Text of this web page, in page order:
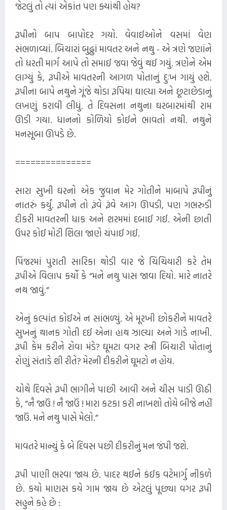
જેટલું તો ત્યાં એકાંત પણ ક્યાંથી હોય?
રૂપીનો બાપ બાપોદર ગયો. વેવાઈઓને વસમાં વેણ
સંભળાવ્યાં. બિચારાં બુઢ્ઢાં માવતર અને નથુ - એ ત્રણે જણાંને
તો ધરતી માર્ગ આપે તો સમાઈ જવા જેવું થઈ ગયું. ત્રણેને એમ
લાગ્યું કે, રૂપીએ માવતરની આગળ પોતાનું દુઃખ ગાયું હશે.
રૂપીના બાપે નથુને ગૂંજે થોડા રૂપિયા ઘાલ્યા અને છૂટાછેડાનું
લખણું કરાવી લીધું. તે દિવસના નથુના ઘરબારમાંથી રામ
ઊડી ગયા. ધાનનો કોળિયો કોઈને ભાવતો નથી. નથુને
મનસૂબા ઊપડે છે.
===============
સારા સુખી ઘરનો એક જુવાન મેર ગોતીને માબાપે રૂપીનું
નાતરું કર્યું. રૂપીને તો રૂંવે રૂંવે આગ ઊપડી, પણ ગભરુડી
દીકરી માવતરની ધાક અને શરમમાં દબાઈ ગઈ. એની છાતી
ઉપર કોઈ મોટી શિલા જાણે ચંપાઈ ગઈ.
પિંજરમાં પુરાતી સારિકા થોડી વાર જે ચિચિયારી કરે તેમ
રૂપીએ વિલાપ કર્યો કે “મને નથુ પાસ જાવા દિયો. મારે નાતરે
નથ જાવું.”
એનું કલ્પાંત કોઈએ ન સાંભળ્યું. એ મૂરખી છોકરીને માવતરે
સુખનું થાનક ગોતી દઈ એના હાથ ઝાલ્યા અને ગાડે ​નાખી.
રૂપી કેમ કરીને રોવા મંડે? ઘૂમટા વગર સ્ત્રી બિચારી પોતાનું
રોણું સંતાડે શી રીતે? મેરની દીકરીને ઘૂમટો ન હોય.
ચોથે દિવસે રૂપી ભાગીને પાછી આવી અને ચીસ પાડી ઊઠી
કે, “નૈ જાઉં ! નૈ જાઉં ! મારા કટકા કરી નાખશો તોયે બીજે નહીં
જાઉં. મને નથુ પાસે મેલો.”
માવતરે માન્યું કે બે દિવસ પછી દીકરીનું મન જંપી જશે.
રૂપી પાણી ભરવા જાય છે. પાદર થઈને કંઈક વટેમાર્ગુ નીકળે
છે. કયો માણસ કયે ગામ જાય છે એટલું પૂછ્યા વગર રૂપી
સહુને કહે છે :